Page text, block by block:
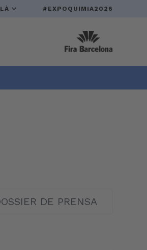
#EXPOQUIMIA2026
DE PRENSA